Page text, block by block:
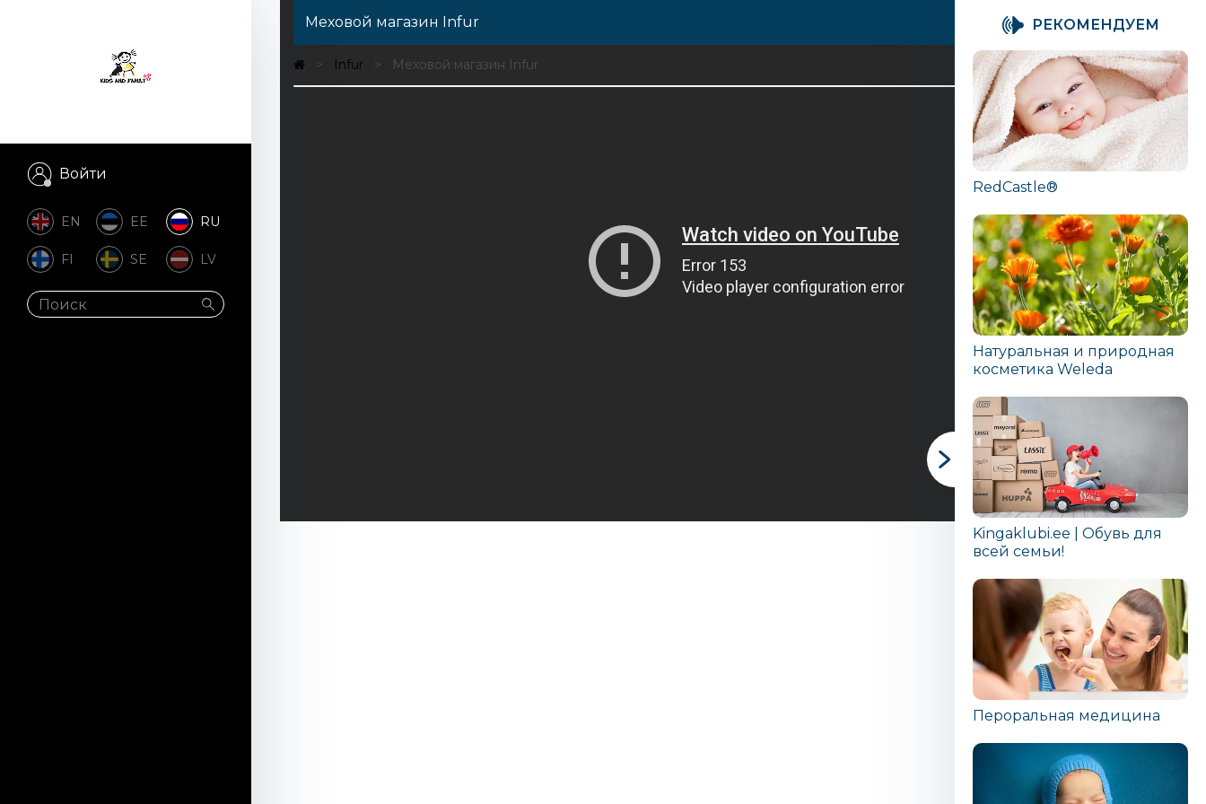
Войти
EN EE RU
FI SE LV
Меховой магазин Infur
Infur Меховой магазин Infur
PЕКОМЕНДУЕМ
RedCastle®
Натуральная и природная
косметика Weleda
Kingaklubi.ee | Обувь для
всей семьи!
Пероральная медицина